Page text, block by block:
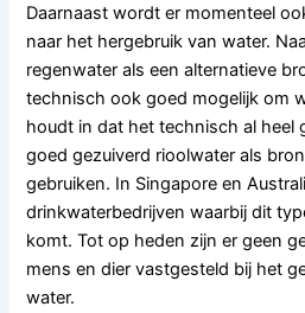
Daarnaast wordt er momenteel
naar het hergebruik van water.
regenwater als een alternatieve
technisch ook goed mogelijk om
houdt in dat het technisch al heel
goed gezuiverd rioolwater als
gebruiken. In Singapore en
drinkwaterbedrijven waarbij dit
komt. Tot op heden zijn er geen
mens en dier vastgesteld bij het
water.